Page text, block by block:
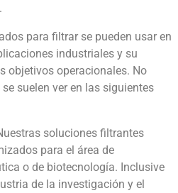
para filtrar se pueden usar en
industriales y su
objetivos operacionales. No
suelen ver en las siguientes
soluciones filtrantes
para el área de
o de biotecnología. Inclusive
de la investigación y el